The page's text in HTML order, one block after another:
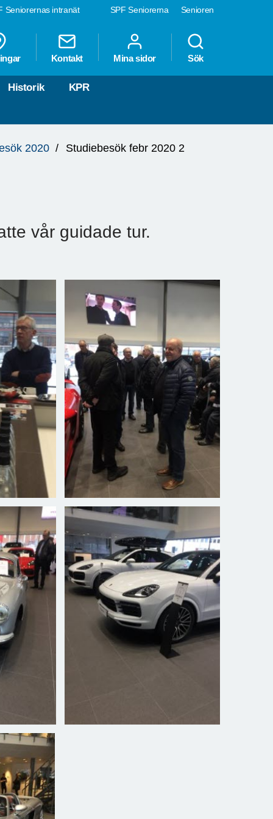
SPF Seniorerna Senioren
Seniorernas intranät
Kontakt Mina sidor Sök
Historik KPR
2020 Studiebesök febr 2020 2
vår guidade tur.